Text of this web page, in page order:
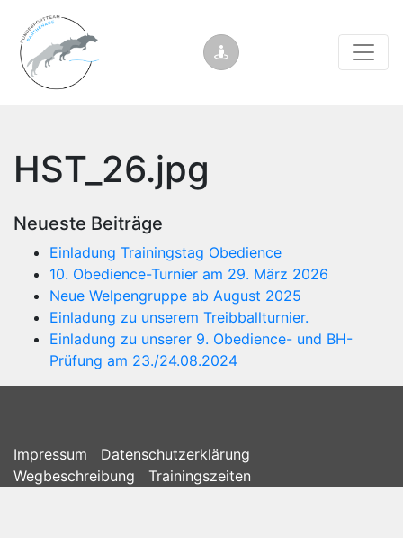
HST_26.jpg
Neueste Beiträge
Einladung Trainingstag Obedience
10. Obedience-Turnier am 29. März 2026
Neue Welpengruppe ab August 2025
Einladung zu unserem Treibballturnier.
Einladung zu unserer 9. Obedience- und BH-
Prüfung am 23./24.08.2024
Impressum
Datenschutzerklärung
Wegbeschreibung
Trainingszeiten